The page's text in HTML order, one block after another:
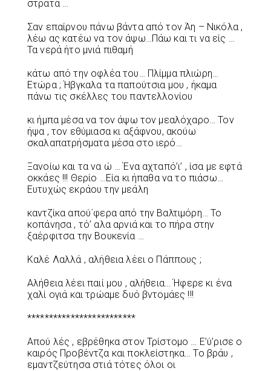
στράτα …
Σαν επαίρνου πάνω βάντα από τον Άη – Νικόλα ,
λέω ας κατέω να τον άψω…Πάω και τι να είς …
Τα νερά ήτο μνιά πιθαμή
κάτω από την οφλέα του… Πλίμμα πλιώρη…
Ετώρα ; Ήβγκαλα τα παπούτσια μου , ήκαμα
πάνω τις σκέλλες του παντελλονίου
κι ήμπα μέσα να τον άψω τον μεαλόχαρο… Τον
ήψα , τον εθύμιασα κι αξάφνου, ακούω
σκαλαπατρήσματα μέσα στο ιερό…
Ξανοίω και τα να ώ … Ένα αχταπό’ι’ , ίσα με εφτά
οκκάες !!! Θερίο …Εία κι ήπαθα να το πιάσω…
Ευτυχώς εκράου την μεάλη
καντζίκα απού΄φερα από την Βαλτιμόρη… Το
κοπάνησα , τό’ αλα αρνιά και το πήρα στην
ξαέρφιτσα την Βουκενία …
Καλέ Λαλλά , αλήθεια λέει ο Πάππους ;
Αλήθεια λέει παιί μου , αλήθεια… Ήφερε κι ένα
χαλί ογιά και τρώαμε δυό βντομάες !!!
*************************
Απού λές , εβρέθηκα στον Τρίστομο … Ε’ύ’ρισε ο
καιρός Προβέντζα και ποκλείστηκα… Το βράυ ,
εμαντζεύτησα στιά τότες όλοι οι